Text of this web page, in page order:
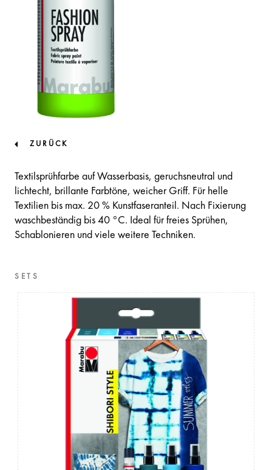
ZURÜCK
Textilsprühfarbe auf Wasserbasis, geruchsneutral und
lichtecht, brillante Farbtöne, weicher Griff. Für helle
Textilien bis max. 20 % Kunstfaseranteil. Nach Fixierung
waschbeständig bis 40 °C. Ideal für freies Sprühen,
Schablonieren und viele weitere Techniken.
SETS